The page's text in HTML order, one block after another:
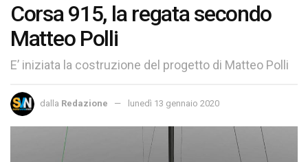
Corsa 915, la regata secondo
Matteo Polli
E’ iniziata la costruzione del progetto di Matteo Polli
dalla Redazione lunedì 13 gennaio 2020